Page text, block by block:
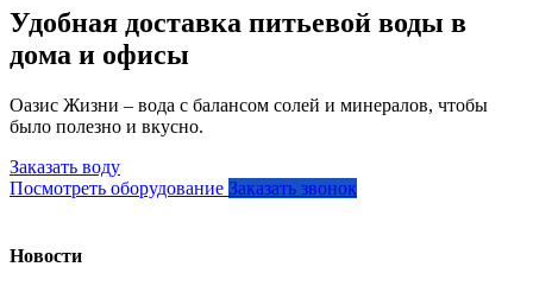
Удобная доставка питьевой воды в
дома и офисы
Оазис Жизни – вода с балансом солей и минералов, чтобы
было полезно и вкусно.
Заказать воду
Посмотреть оборудование Заказать звонок
Новости